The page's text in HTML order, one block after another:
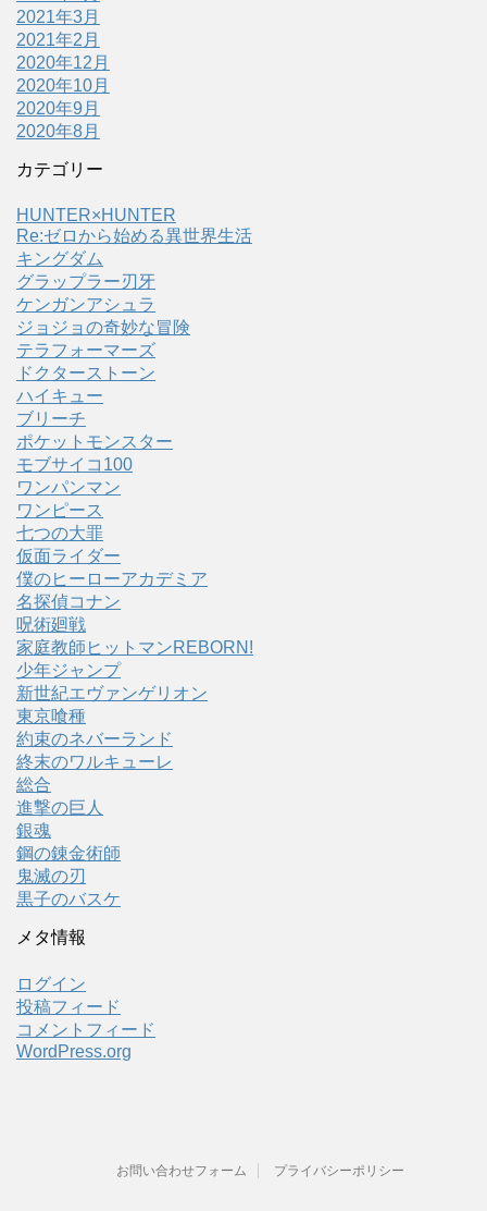
2021年3月
2021年2月
2020年12月
2020年10月
2020年9月
2020年8月
カテゴリー
HUNTER×HUNTER
Re:ゼロから始める異世界生活
キングダム
グラップラー刃牙
ケンガンアシュラ
ジョジョの奇妙な冒険
テラフォーマーズ
ドクターストーン
ハイキュー
ブリーチ
ポケットモンスター
モブサイコ100
ワンパンマン
ワンピース
七つの大罪
仮面ライダー
僕のヒーローアカデミア
名探偵コナン
呪術廻戦
家庭教師ヒットマンREBORN!
少年ジャンプ
新世紀エヴァンゲリオン
東京喰種
約束のネバーランド
終末のワルキューレ
総合
進撃の巨人
銀魂
鋼の錬金術師
鬼滅の刃
黒子のバスケ
メタ情報
ログイン
投稿フィード
コメントフィード
WordPress.org
お問い合わせフォーム プライバシーポリシー